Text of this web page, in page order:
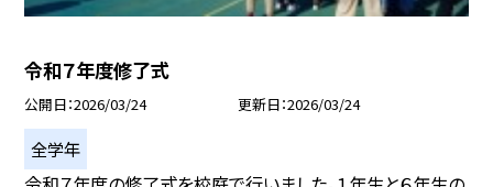
令和７年度修了式
公開日 2026/03/24 更新日 2026/03/24
全学年